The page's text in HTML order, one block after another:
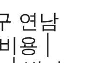
연남
용 |